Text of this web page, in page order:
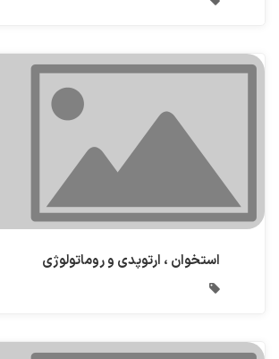
استخوان ، ارتوپدی و روماتولوژی